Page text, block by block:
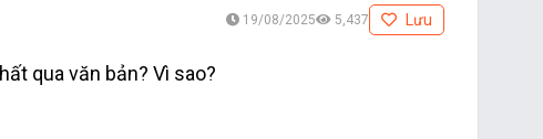
19/08/2025 5,437 Lưu
qua văn bản? Vì sao?